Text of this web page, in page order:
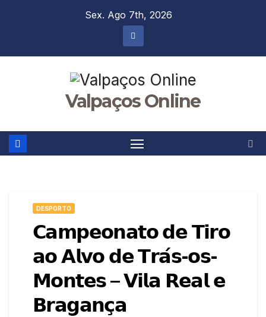
Sex. Ago 7th, 2026
Valpaços Online
DESPORTO
𝗖𝗮𝗺𝗽𝗲𝗼𝗻𝗮𝘁𝗼 𝗱𝗲 𝗧𝗶𝗿𝗼
𝗮𝗼 𝗔𝗹𝘃𝗼 𝗱𝗲 𝗧𝗿𝗮́𝘀-𝗼𝘀-
𝗠𝗼𝗻𝘁𝗲𝘀 – 𝗩𝗶𝗹𝗮 𝗥𝗲𝗮𝗹 𝗲
𝗕𝗿𝗮𝗴𝗮𝗻𝗰̧𝗮